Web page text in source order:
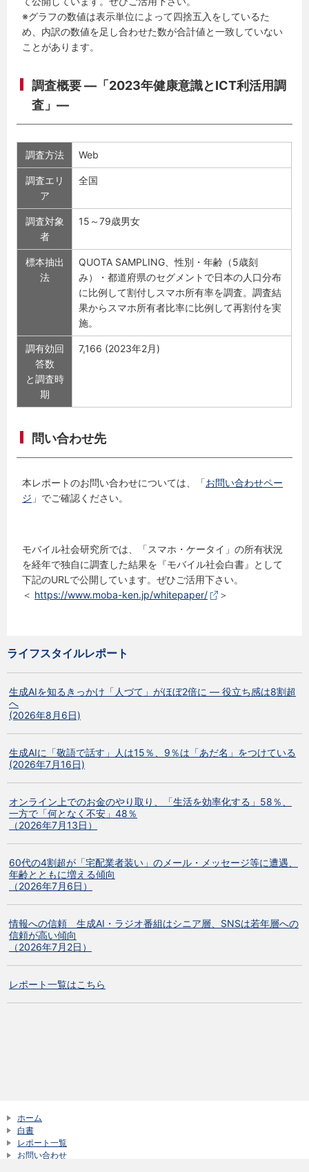
※グラフの数値は表示単位によって四捨五入をしているた
め、内訳の数値を足し合わせた数が合計値と一致していない
ことがあります。
調査概要 ―「2023年健康意識とICT利活用調
査」―
調査方法 Web
調査エリ
ア
全国
調査対象
者
15～79歳男女
標本抽出
法
QUOTA SAMPLING、性別・年齢（5歳刻
み）・都道府県のセグメントで日本の人口分布
に比例して割付しスマホ所有率を調査。調査結
果からスマホ所有者比率に比例して再割付を実
施。
調有効回
答数
と調査時
期
7,166 (2023年2月)
問い合わせ先
本レポートのお問い合わせについては、「お問い合わせペー
ジ 」でご確認ください。
モバイル社会研究所では、「スマホ・ケータイ」の所有状況
を経年で独自に調査した結果を『モバイル社会白書』として
下記のURLで公開しています。ぜひご活用下さい。
＜ https://www.moba-ken.jp/whitepaper/ ＞
ライフスタイルレポート
生成AIを知るきっかけ「人づて」がほぼ2倍に ― 役立ち感は8割超
へ
(2026年8月6日)
生成AIに「敬語で話す」人は15％、9％は「あだ名」をつけている
(2026年7月16日)
オンライン上でのお金のやり取り、「生活を効率化する」58％、
一方で「何となく不安」48％
（2026年7月13日）
60代の4割超が「宅配業者装い」のメール・メッセージ等に遭遇、
年齢とともに増える傾向
（2026年7月6日）
情報への信頼 生成AI・ラジオ番組はシニア層、SNSは若年層への
信頼が高い傾向
（2026年7月2日）
レポート一覧はこちら
ホーム
白書
レポート一覧
お問い合わせ